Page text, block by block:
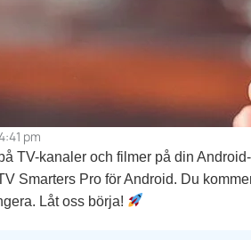
pm
TV-kanaler och filmer på din
Smarters Pro för Android. Du
Låt oss börja!